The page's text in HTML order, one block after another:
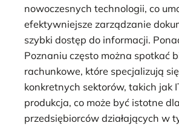
nowoczesnych technologii, co
efektywniejsze zarządzanie
szybki dostęp do informacji.
Poznaniu często można spotkać
rachunkowe, które specjalizują
konkretnych sektorów, takich jak
produkcja, co może być istotne dla
przedsiębiorców działających w